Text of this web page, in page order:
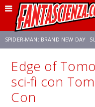
SPIDER-MAN: BRAND NEW DAY
FRANCO RICCIARDIELLO
Edge of
sci-fi con
Con